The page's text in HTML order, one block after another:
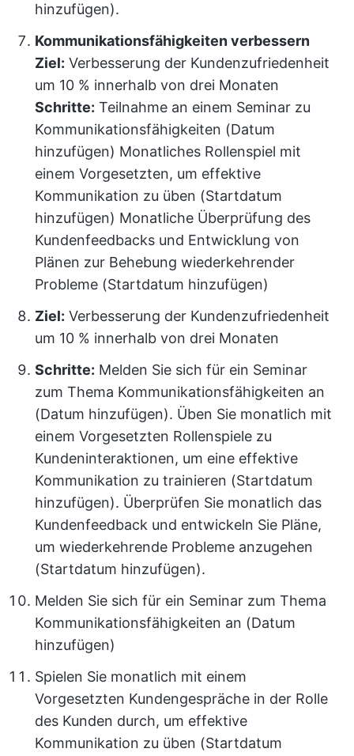
hinzufügen).
Kommunikationsfähigkeiten verbessern
Ziel: Verbesserung der Kundenzufriedenheit
um 10 % innerhalb von drei Monaten
Schritte: Teilnahme an einem Seminar zu
Kommunikationsfähigkeiten (Datum
hinzufügen) Monatliches Rollenspiel mit
einem Vorgesetzten, um effektive
Kommunikation zu üben (Startdatum
hinzufügen) Monatliche Überprüfung des
Kundenfeedbacks und Entwicklung von
Plänen zur Behebung wiederkehrender
Probleme (Startdatum hinzufügen)
Ziel: Verbesserung der Kundenzufriedenheit
um 10 % innerhalb von drei Monaten
Schritte: Melden Sie sich für ein Seminar
zum Thema Kommunikationsfähigkeiten an
(Datum hinzufügen). Üben Sie monatlich mit
einem Vorgesetzten Rollenspiele zu
Kundeninteraktionen, um eine effektive
Kommunikation zu trainieren (Startdatum
hinzufügen). Überprüfen Sie monatlich das
Kundenfeedback und entwickeln Sie Pläne,
um wiederkehrende Probleme anzugehen
(Startdatum hinzufügen).
Melden Sie sich für ein Seminar zum Thema
Kommunikationsfähigkeiten an (Datum
hinzufügen)
Spielen Sie monatlich mit einem
Vorgesetzten Kundengespräche in der Rolle
des Kunden durch, um effektive
Kommunikation zu üben (Startdatum